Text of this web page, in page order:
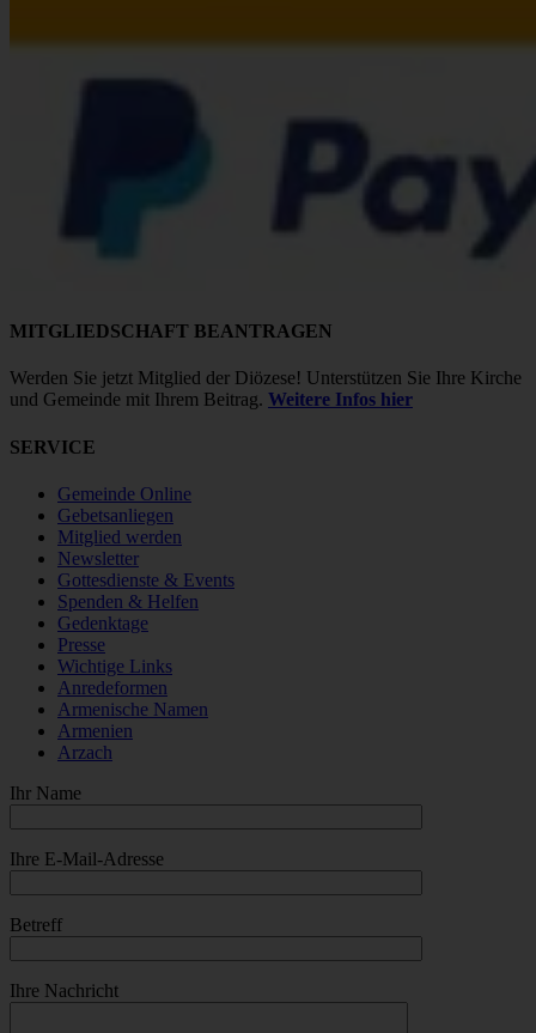
MITGLIEDSCHAFT BEANTRAGEN
Werden Sie jetzt Mitglied der Diözese! Unterstützen Sie Ihre Kirche
und Gemeinde mit Ihrem Beitrag. Weitere Infos hier
SERVICE
Gemeinde Online
Gebetsanliegen
Mitglied werden
Newsletter
Gottesdienste & Events
Spenden & Helfen
Gedenktage
Presse
Wichtige Links
Anredeformen
Armenische Namen
Armenien
Arzach
Ihr Name
Ihre E-Mail-Adresse
Betreff
Ihre Nachricht